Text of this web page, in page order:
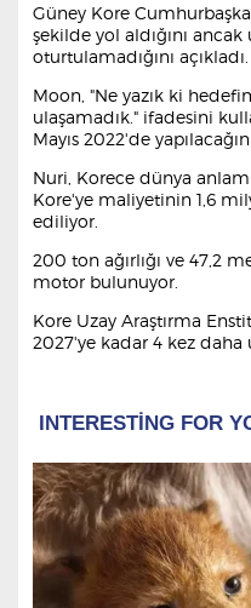
Güney Kore
şekilde yol aldığını
oturtulamadığını açıkladı.
Moon, "Ne yazık ki
ulaşamadık." ifadesini
Mayıs 2022'de
Nuri, Korece dünya
Kore'ye maliyetinin 1,6
ediliyor.
200 ton ağırlığı ve 47,2
motor bulunuyor.
Kore Uzay Araştırma
2027'ye kadar 4 kez daha